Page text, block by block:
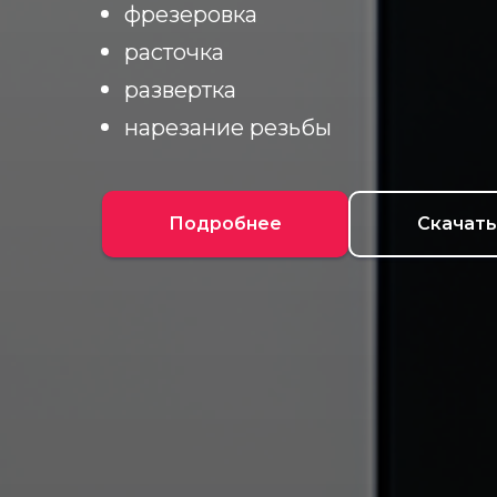
фрезеровка
расточка
развертка
нарезание резьбы
Подробнее